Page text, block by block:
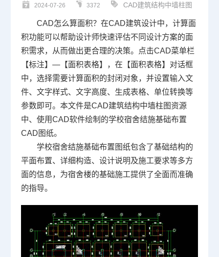
2024-07-26 3372 CAD建筑结构中墙柱图
CAD怎么算面积？在CAD建筑设计中，计算面
积功能可以帮助设计师快速评估不同设计方案的面
积需求，从而做出更合理的决策。点击CAD菜单栏
【标注】—【面积表格】，在【面积表格】对话框
中，选择需要计算面积的封闭对象，并设置输入文
件、文字样式、文字高度、生成表格、单位转换等
参数即可。本文件是CAD建筑结构中墙柱图资源
中、使用CAD软件绘制的学校宿舍结施基础布置
CAD图纸。
学校宿舍结施基础布置图纸包含了基础结构的
平面布置、详细构造、设计说明及施工要求等多方
面的信息，为宿舍楼的基础施工提供了全面而准确
的指导。